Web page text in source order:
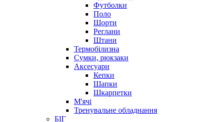
Футболки
Поло
Шорти
Реглани
Штани
Термобілизна
Сумки, рюкзаки
Аксесуари
Кепки
Шапки
Шкарпетки
М'ячі
Тренувальне обладнання
БІГ